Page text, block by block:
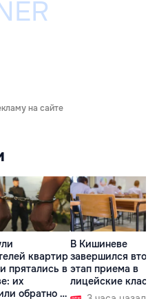
на сайте
квартир
прятались в
их
обратно в
В Кишиневе
завершился
этап приема в
лицейские